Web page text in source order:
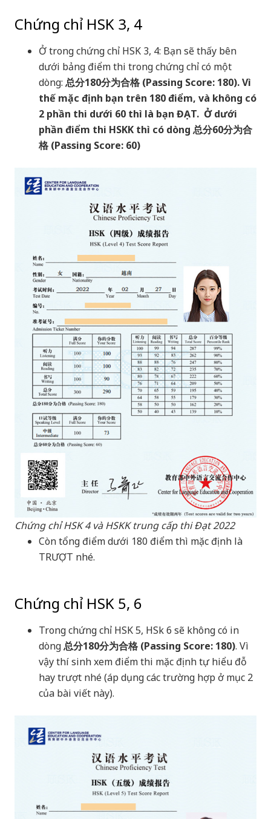
Chứng chỉ HSK 3, 4
Ở trong chứng chỉ HSK 3, 4: Bạn sẽ thấy bên
dưới bảng điểm thi trong chứng chỉ có một
dòng: 总分180分为合格 (Passing Score: 180). Vì
thế mặc định bạn trên 180 điểm, và không có
2 phần thi dưới 60 thì là bạn ĐẠT. Ở dưới
phần điểm thi HSKK thì có dòng 总分60分为合
格 (Passing Score: 60)
Chứng chỉ HSK 4 và HSKK trung cấp thi Đạt 2022
Còn tổng điểm dưới 180 điểm thì mặc định là
TRƯỢT nhé.
Chứng chỉ HSK 5, 6
Trong chứng chỉ HSK 5, HSk 6 sẽ không có in
dòng总分180分为合格 (Passing Score: 180). Vì
vậy thí sinh xem điểm thi mặc định tự hiểu đỗ
hay trượt nhé (áp dụng các trường hợp ở mục 2
của bài viết này).